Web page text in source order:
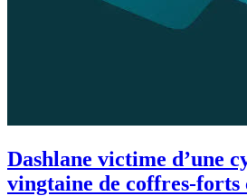
Dashlane victime d’une
vingtaine de coffres-forts